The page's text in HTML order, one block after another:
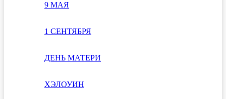
9 МАЯ
1 СЕНТЯБРЯ
ДЕНЬ МАТЕРИ
ХЭЛОУИН